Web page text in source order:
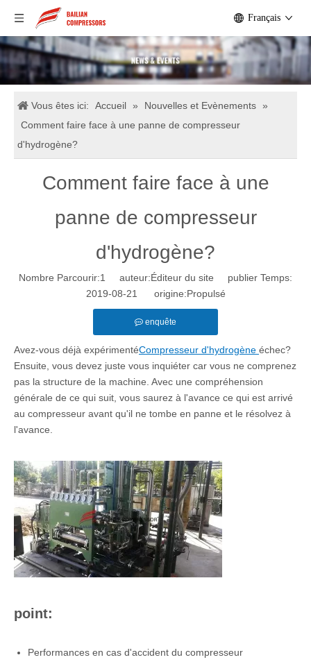
Français
Vous êtes ici: Accueil » Nouvelles et Evènements »
Comment faire face à une panne de compresseur
d'hydrogène?
Comment faire face à une
panne de compresseur
d'hydrogène?
Nombre Parcourir:1
auteur:Éditeur du site publier Temps:
2019-08-21 origine:Propulsé
enquête
Avez-vous déjà expérimentéCompresseur d'hydrogène échec?
Ensuite, vous devez juste vous inquiéter car vous ne comprenez
pas la structure de la machine. Avec une compréhension
générale de ce qui suit, vous saurez à l'avance ce qui est arrivé
au compresseur avant qu'il ne tombe en panne et le résolvez à
l'avance.
point:
Performances en cas d'accident du compresseur